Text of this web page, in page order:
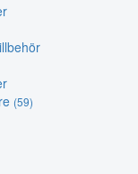
(59)